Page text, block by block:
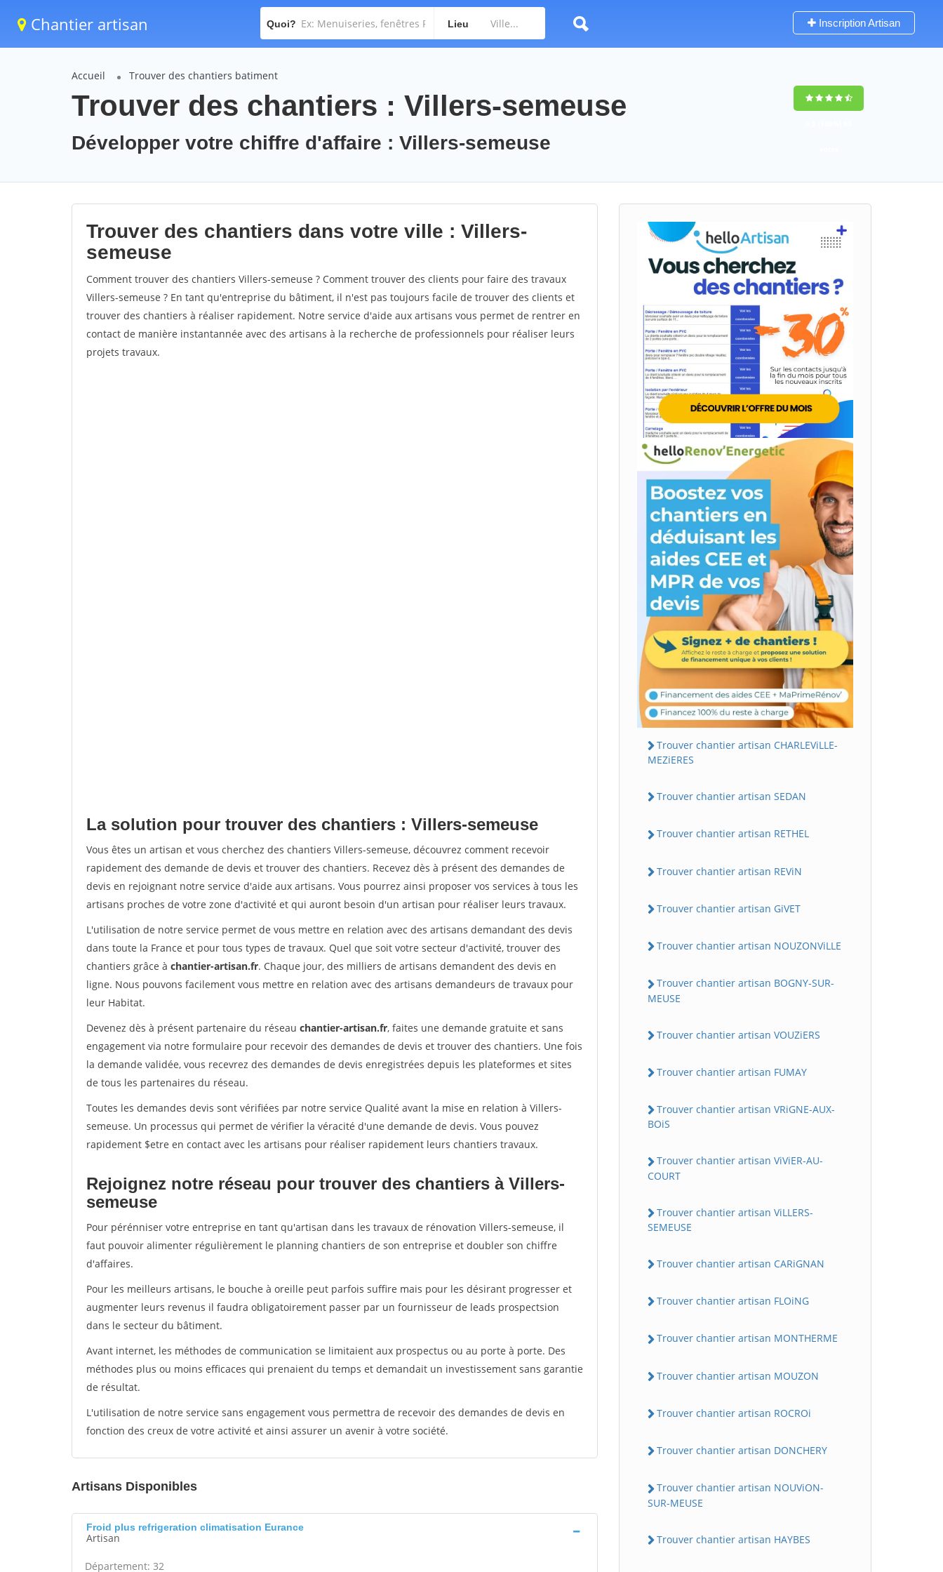
Chantier artisan Quoi? Lieu Inscription Artisan
Accueil Trouver des chantiers batiment
Trouver des chantiers : Villers-semeuse
Développer votre chiffre d'affaire : Villers-semeuse
Trouver des chantiers dans votre ville : Villers-
semeuse
Comment trouver des chantiers Villers-semeuse ? Comment trouver des clients pour faire des travaux
Villers-semeuse ? En tant qu'entreprise du bâtiment, il n'est pas toujours facile de trouver des clients et
trouver des chantiers à réaliser rapidement. Notre service d'aide aux artisans vous permet de rentrer en
contact de manière instantannée avec des artisans à la recherche de professionnels pour réaliser leurs
projets travaux.
La solution pour trouver des chantiers : Villers-semeuse
Vous êtes un artisan et vous cherchez des chantiers Villers-semeuse, découvrez comment recevoir
rapidement des demande de devis et trouver des chantiers. Recevez dès à présent des demandes de
devis en rejoignant notre service d'aide aux artisans. Vous pourrez ainsi proposer vos services à tous les
artisans proches de votre zone d'activité et qui auront besoin d'un artisan pour réaliser leurs travaux.
L'utilisation de notre service permet de vous mettre en relation avec des artisans demandant des devis
dans toute la France et pour tous types de travaux. Quel que soit votre secteur d'activité, trouver des
chantiers grâce à chantier-artisan.fr. Chaque jour, des milliers de artisans demandent des devis en
ligne. Nous pouvons facilement vous mettre en relation avec des artisans demandeurs de travaux pour
leur Habitat.
Devenez dès à présent partenaire du réseau chantier-artisan.fr, faites une demande gratuite et sans
engagement via notre formulaire pour recevoir des demandes de devis et trouver des chantiers. Une fois
la demande validée, vous recevrez des demandes de devis enregistrées depuis les plateformes et sites
de tous les partenaires du réseau.
Toutes les demandes devis sont vérifiées par notre service Qualité avant la mise en relation à Villers-
semeuse. Un processus qui permet de vérifier la véracité d'une demande de devis. Vous pouvez
rapidement $etre en contact avec les artisans pour réaliser rapidement leurs chantiers travaux.
Rejoignez notre réseau pour trouver des chantiers à Villers-
semeuse
Pour pérénniser votre entreprise en tant qu'artisan dans les travaux de rénovation Villers-semeuse, il
faut pouvoir alimenter régulièrement le planning chantiers de son entreprise et doubler son chiffre
d'affaires.
Pour les meilleurs artisans, le bouche à oreille peut parfois suffire mais pour les désirant progresser et
augmenter leurs revenus il faudra obligatoirement passer par un fournisseur de leads prospectsion
dans le secteur du bâtiment.
Avant internet, les méthodes de communication se limitaient aux prospectus ou au porte à porte. Des
méthodes plus ou moins efficaces qui prenaient du temps et demandait un investissement sans garantie
de résultat.
L'utilisation de notre service sans engagement vous permettra de recevoir des demandes de devis en
fonction des creux de votre activité et ainsi assurer un avenir à votre société.
Artisans Disponibles
Froid plus refrigeration climatisation Eurance
Artisan
Département: 32
Trouver chantier artisan CHARLEViLLE-
MEZiERES
Trouver chantier artisan SEDAN
Trouver chantier artisan RETHEL
Trouver chantier artisan REViN
Trouver chantier artisan GiVET
Trouver chantier artisan NOUZONViLLE
Trouver chantier artisan BOGNY-SUR-
MEUSE
Trouver chantier artisan VOUZiERS
Trouver chantier artisan FUMAY
Trouver chantier artisan VRiGNE-AUX-
BOiS
Trouver chantier artisan ViViER-AU-
COURT
Trouver chantier artisan ViLLERS-
SEMEUSE
Trouver chantier artisan CARiGNAN
Trouver chantier artisan FLOiNG
Trouver chantier artisan MONTHERME
Trouver chantier artisan MOUZON
Trouver chantier artisan ROCROi
Trouver chantier artisan DONCHERY
Trouver chantier artisan NOUViON-
SUR-MEUSE
Trouver chantier artisan HAYBES